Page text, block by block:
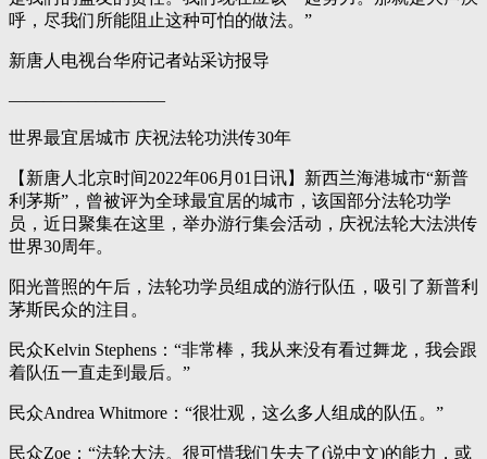
呼，尽我们所能阻止这种可怕的做法。”
新唐人电视台华府记者站采访报导
—————————
世界最宜居城市 庆祝法轮功洪传30年
【新唐人北京时间2022年06月01日讯】新西兰海港城市“新普
利茅斯”，曾被评为全球最宜居的城市，该国部分法轮功学
员，近日聚集在这里，举办游行集会活动，庆祝法轮大法洪传
世界30周年。
阳光普照的午后，法轮功学员组成的游行队伍，吸引了新普利
茅斯民众的注目。
民众Kelvin Stephens：“非常棒，我从来没有看过舞龙，我会跟
着队伍一直走到最后。”
民众Andrea Whitmore：“很壮观，这么多人组成的队伍。”
民众Zoe：“法轮大法。很可惜我们失去了(说中文)的能力，或